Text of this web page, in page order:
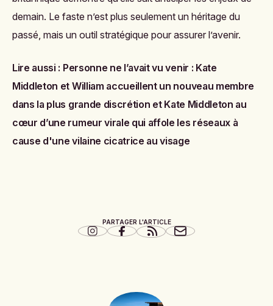
demain. Le faste n’est plus seulement un héritage du
passé, mais un outil stratégique pour assurer l’avenir.
Lire aussi : Personne ne l’avait vu venir : Kate
Middleton et William accueillent un nouveau membre
dans la plus grande discrétion et Kate Middleton au
cœur d’une rumeur virale qui affole les réseaux à
cause d'une vilaine cicatrice au visage
PARTAGER L'ARTICLE